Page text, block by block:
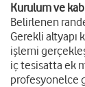
Kurulum ve
Belirlenen
Gerekli altyapı
işlemi
iç tesisatta ek
profesyonelce